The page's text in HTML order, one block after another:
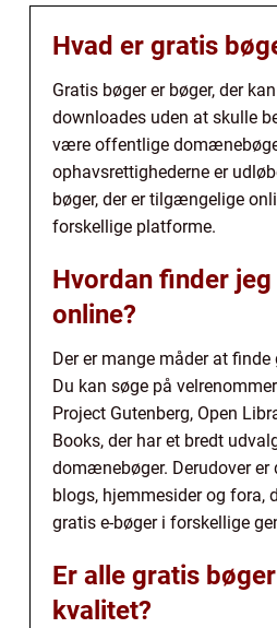
Hvad er gratis
Gratis bøger er bøger, der
downloades uden at skulle
være offentlige
ophavsrettighederne er
bøger, der er tilgængelige
forskellige platforme.
Hvordan finder
online?
Der er mange måder at
Du kan søge på
Project Gutenberg, Open
Books, der har et bredt
domænebøger. Derudover er
blogs, hjemmesider og fora,
gratis e-bøger i forskellige
Er alle gratis
kvalitet?